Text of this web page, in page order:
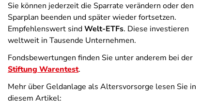
Sie können jederzeit die Sparrate verändern oder den
Sparplan beenden und später wieder fortsetzen.
Empfehlenswert sindWelt-ETFs. Diese investieren
weltweit in Tausende Unternehmen.
Fondsbewertungen finden Sie unter anderem bei der
Stiftung Warentest.
Mehr über Geldanlage als Altersvorsorge lesen Sie in
diesem Artikel: